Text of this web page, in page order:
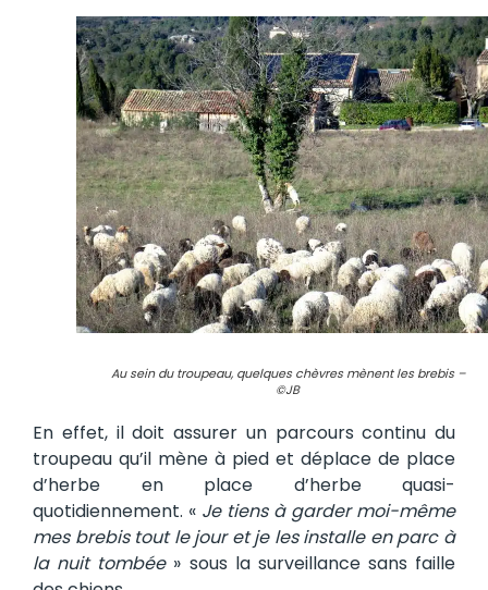
Au sein du troupeau, quelques chèvres mènent les brebis –
©JB
En effet, il doit assurer un parcours continu du
troupeau qu’il mène à pied et déplace de place
d’herbe en place d’herbe quasi-
quotidiennement. « Je tiens à garder moi-même
mes brebis tout le jour et je les installe en parc à
la nuit tombée» sous la surveillance sans faille